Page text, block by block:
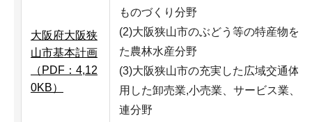
大阪府大阪狭
山市基本計画
（PDF：4,12
0KB）
ものづくり分野
(2)大阪狭山市のぶどう等の特産物を
た農林水産分野
(3)大阪狭山市の充実した広域交通体
用した卸売業,小売業、サービス業、
連分野